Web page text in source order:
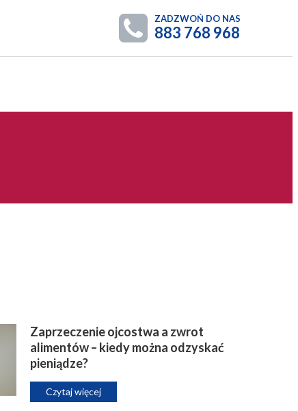
ZADZWOŃ DO NAS
883 768 968
Zaprzeczenie ojcostwa a zwrot
alimentów – kiedy można odzyskać
pieniądze?
Czytaj więcej